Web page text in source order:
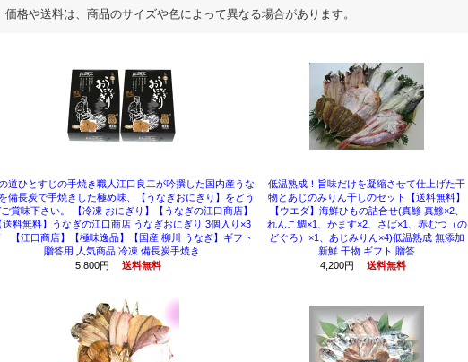
価格や送料は、商品のサイズや色によって異なる場合があります。
道ひとすじの手焼き職人江口良二が吟撰した国内産うな
備長炭で手焼きした極め味、【うなぎおにぎり】をどう
賞味下さい。 【冷凍 おにぎり】【うなぎの江口商店】
送料無料】うなぎの江口商店 うなぎおにぎり 3個入り×3
【江口商店】【極味逸品】【国産 柳川 うなぎ】ギフト
贈答用 人気商品 冷凍 備長炭手焼き
5,800円
送料無料
低温熟成！旨味だけを凝縮させて仕上げた干
物とあじのみりん干しのセット【送料無料】
【ウエダ】海鮮ひもの詰合せ(真鯵 真鯵×2、
れんこ鯛×1、かます×2、さば×1、赤むつ（の
どぐろ）×1、あじみりん×4)低温熟成 無添加
新鮮 干物 ギフト 贈答
4,200円
送料無料